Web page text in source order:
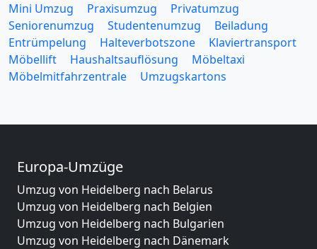
Mini Umzug
Praxisumzug
Privatumzug
Seniorenumzug
Studentenumzug
Beiladung
Entrümpelung
Halteverbotszone
Klaviertransport
Möbellift
Haushaltsauflösung
Möbeltaxi
Möbelmitfahrzentrale
Umzugskartons
Europa-Umzüge
Umzug von Heidelberg nach Belarus
Umzug von Heidelberg nach Belgien
Umzug von Heidelberg nach Bulgarien
Umzug von Heidelberg nach Dänemark